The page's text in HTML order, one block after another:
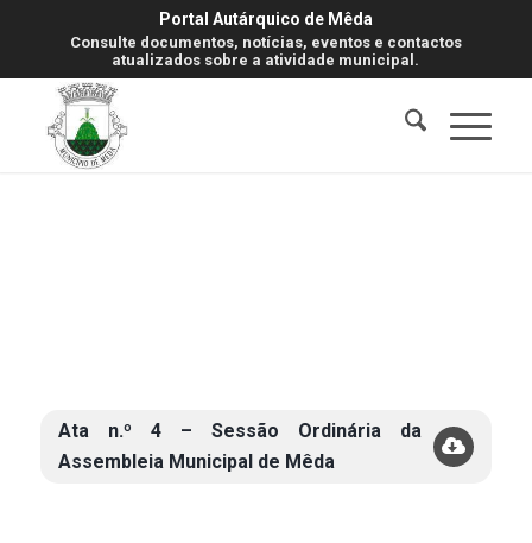
Portal Autárquico de Mêda
Consulte documentos, notícias, eventos e contactos
atualizados sobre a atividade municipal.
Ata n.º 4 – Sessão Ordinária da
Assembleia Municipal de Mêda